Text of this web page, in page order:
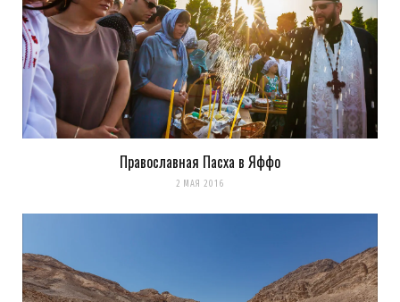
Православная Пасха в Яффо
2 МАЯ 2016